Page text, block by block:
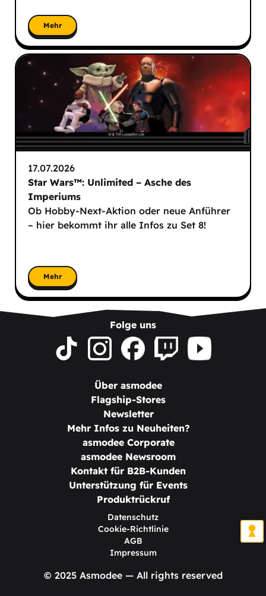
Mehr
17.07.2026
Star Wars™: Unlimited – Asche des
Imperiums
Ob Hobby-Next-Aktion oder neue Anführer
– hier bekommt ihr alle Infos zu Set 8!
Mehr
Folge uns
Über asmodee
Flagship-Stores
Newsletter
Mehr Infos zu Neuheiten?
asmodee Corporate
asmodee Newsroom
Kontakt für B2B-Kunden
Unterstützung für Events
Produktrückruf
Datenschutz
Cookie-Richtlinie
AGB
Impressum
© 2025 Asmodee — All rights reserved